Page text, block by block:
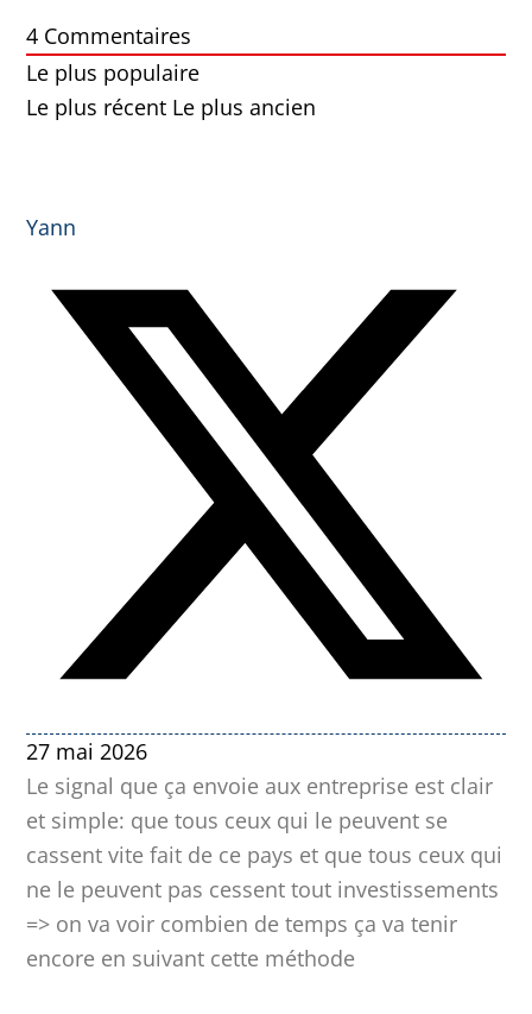
4 Commentaires
Le plus populaire
Le plus récent Le plus ancien
Yann
27 mai 2026
Le signal que ça envoie aux entreprise est clair
et simple: que tous ceux qui le peuvent se
cassent vite fait de ce pays et que tous ceux qui
ne le peuvent pas cessent tout investissements
=> on va voir combien de temps ça va tenir
encore en suivant cette méthode